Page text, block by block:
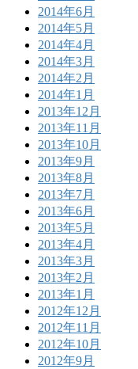
2014年6月
2014年5月
2014年4月
2014年3月
2014年2月
2014年1月
2013年12月
2013年11月
2013年10月
2013年9月
2013年8月
2013年7月
2013年6月
2013年5月
2013年4月
2013年3月
2013年2月
2013年1月
2012年12月
2012年11月
2012年10月
2012年9月